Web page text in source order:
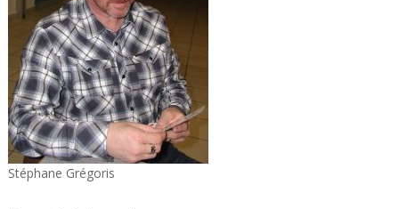
Stéphane Grégoris